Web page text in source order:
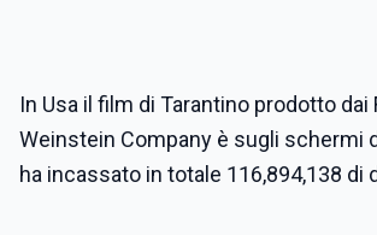
In Usa il film di Tarantino prodotto dai
Weinstein Company è sugli schermi
ha incassato in totale 116,894,138 di